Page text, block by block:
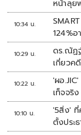
หน้าลุย
10:34 น.
124%
10:29 น.
ดร.ณัฏ
10:22 น.
'ผอ
เท็จจริ
10:10 น.
'5สิ่ง' ที่
ตั้งประ